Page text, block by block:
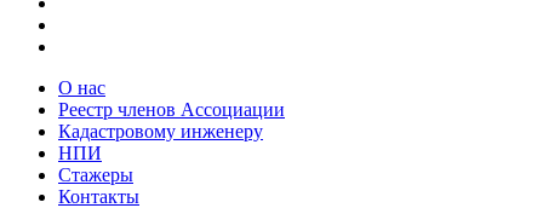
О нас
Реестр членов Ассоциации
Кадастровому инженеру
НПИ
Стажеры
Контакты